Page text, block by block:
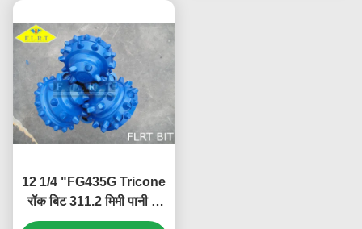
12 1/4 "FG435G Tricone
रॉक बिट 311.2 मिमी पानी के
लिए अच्छी तरह से ड्रिलिंग